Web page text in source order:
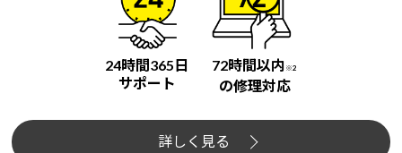
24時間365日
サポート
72時間以内 ※2
の修理対応
詳しく見る